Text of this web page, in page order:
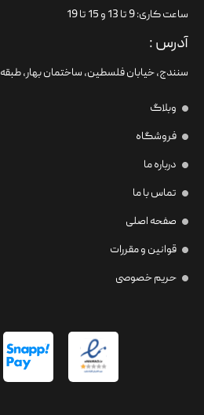
ساعت کاری: 9 تا 13 و 15 تا 19
آدرس :
سنندج، خیابان فلسطین،‌ ساختمان بهار، طبقه2
وبلاگ
فروشگاه
درباره ما
تماس با ما
صفحه اصلی
قوانین و مقررات
حریم خصوصی